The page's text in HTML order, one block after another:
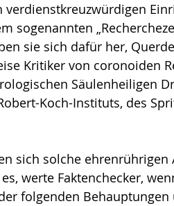
verdienstkreuzwürdigen
sogenannten
sie sich dafür her,
Kritiker von coronoiden
Säulenheiligen
Koch-Instituts, des
sich solche
werte Faktenchecker,
folgenden